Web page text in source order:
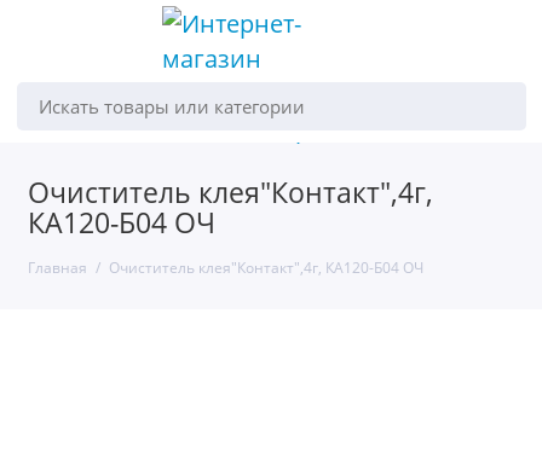
Искать товары или категории
Очиститель клея"Контакт",4г,
КА120-Б04 ОЧ
Главная Очиститель клея"Контакт",4г, КА120-Б04 ОЧ